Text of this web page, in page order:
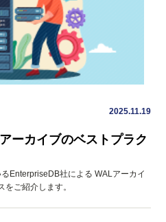
2025.11.19
ーカイブのベストプラク
EnterpriseDB社による WALアーカイ
ご紹介します。